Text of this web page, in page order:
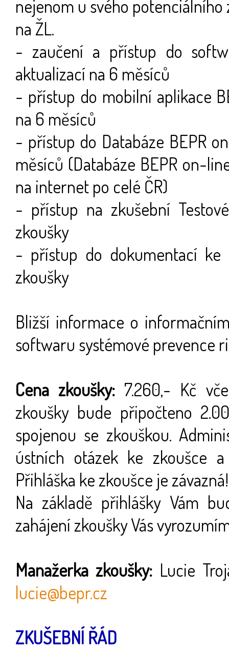
nejenom u svého
na ŽL.
- zaučení a přístup do
aktualizací na 6 měsíců
- přístup do mobilní aplikace
na 6 měsíců
- přístup do Databáze BEPR
měsíců (Databáze BEPR on-
na internet po celé ČR)
- přístup na zkušební
zkoušky
- přístup do dokumentací ke
zkoušky
Bližší informace o
softwaru systémové prevence
Cena zkoušky: 7.260,- Kč
zkoušky bude připočteno
spojenou se zkouškou.
ústních otázek ke zkoušce
Přihláška ke zkoušce je závazná!
Na základě přihlášky Vám
zahájení zkoušky Vás
Manažerka zkoušky:Lucie
lucie@bepr.cz
ZKUŠEBNÍ ŘÁD